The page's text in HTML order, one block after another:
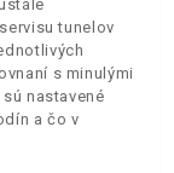
tunelov
s minulými
nastavené
a čo v